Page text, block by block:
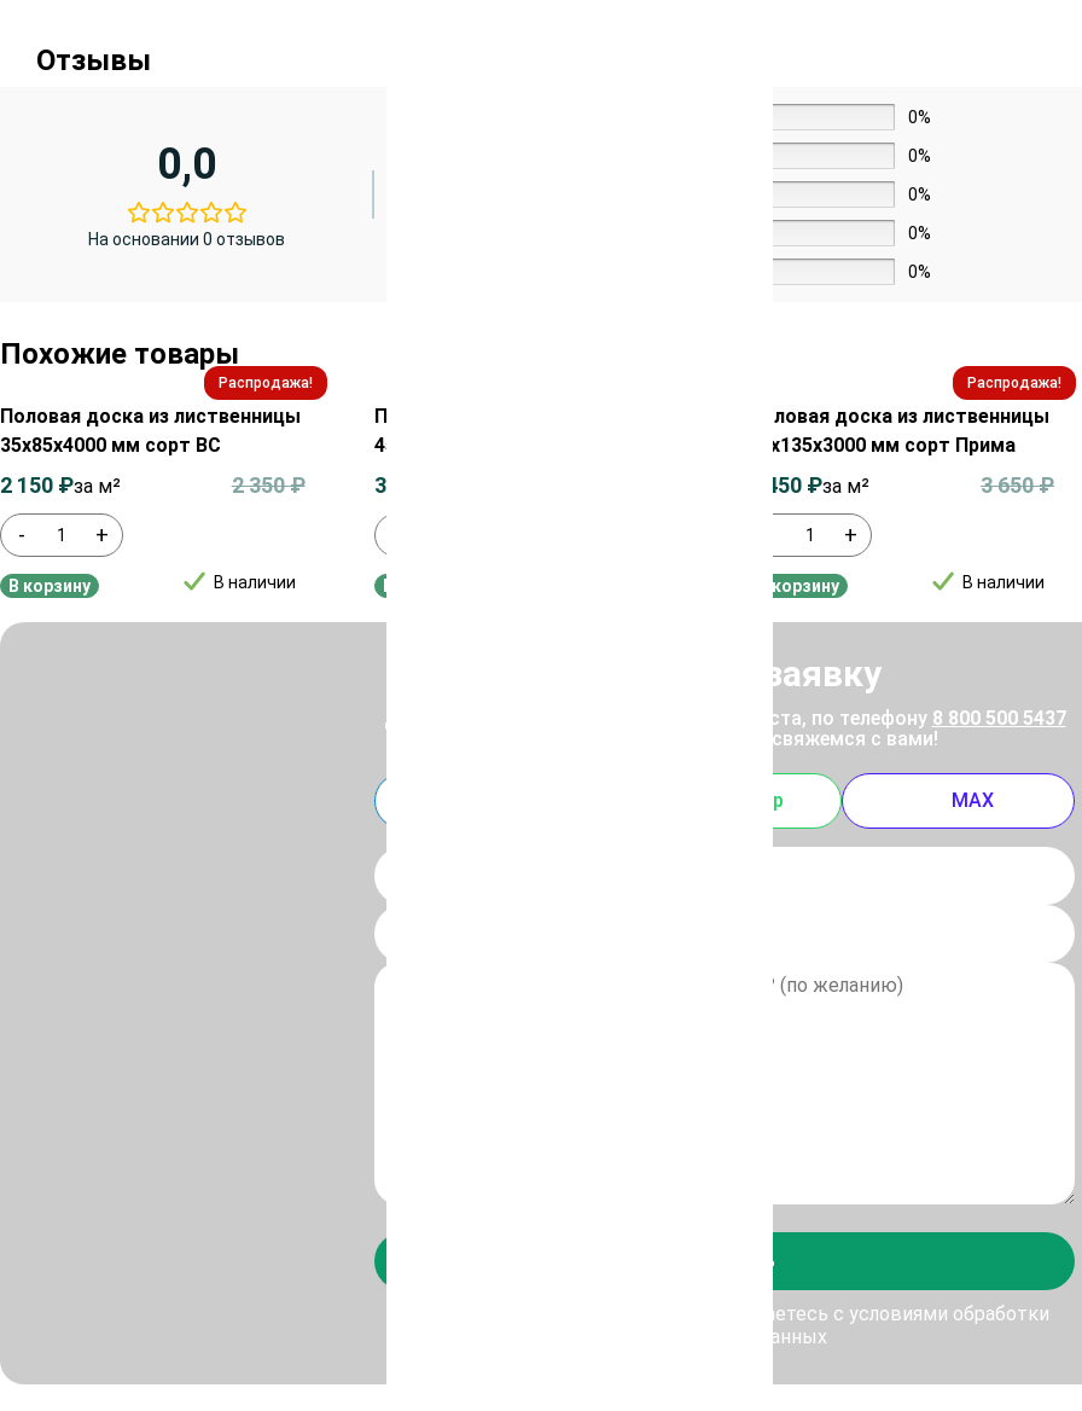
Отзывы
0,0
На основании 0 отзывов
0%
0%
0%
0%
0%
Похожие товары
Распродажа!
Половая доска из лиственницы
35х85х4000 мм сорт ВС
- +
В наличии
2 350₽
2 150 ₽за м²
В корзину
Половая доска из лиственницы
45х135х3000 мм сорт АВ
3 350
Распродажа!
Половая доска из лиственницы
35х135х3000 мм сорт Прима
+
В наличии
3 650₽
3 450 ₽за м²
В корзину
Отправить заявку
Для уточнения цены позвоните, пожалуйста, по телефону 8 800 500 5437
или отправьте заявку, и мы свяжемся с вами!
Whatsapp MAX
Отправить
Нажимая кнопку Отправить, Вы соглашаетесь с условиями обработки
персональных данных